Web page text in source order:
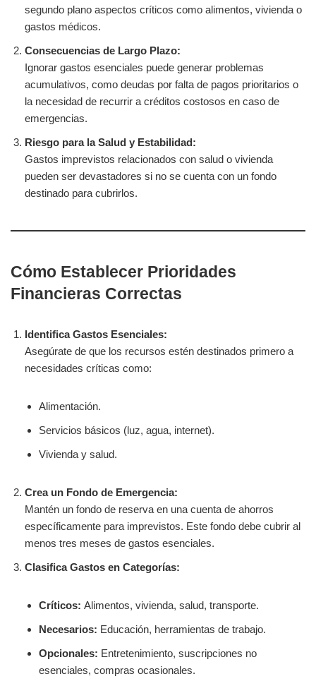
segundo plano aspectos críticos como alimentos, vivienda o
gastos médicos.
Consecuencias de Largo Plazo:
Ignorar gastos esenciales puede generar problemas
acumulativos, como deudas por falta de pagos prioritarios o
la necesidad de recurrir a créditos costosos en caso de
emergencias.
Riesgo para la Salud y Estabilidad:
Gastos imprevistos relacionados con salud o vivienda
pueden ser devastadores si no se cuenta con un fondo
destinado para cubrirlos.
Cómo Establecer Prioridades
Financieras Correctas
Identifica Gastos Esenciales:
Asegúrate de que los recursos estén destinados primero a
necesidades críticas como:
Alimentación.
Servicios básicos (luz, agua, internet).
Vivienda y salud.
Crea un Fondo de Emergencia:
Mantén un fondo de reserva en una cuenta de ahorros
específicamente para imprevistos. Este fondo debe cubrir al
menos tres meses de gastos esenciales.
Clasifica Gastos en Categorías:
Críticos: Alimentos, vivienda, salud, transporte.
Necesarios: Educación, herramientas de trabajo.
Opcionales: Entretenimiento, suscripciones no
esenciales, compras ocasionales.